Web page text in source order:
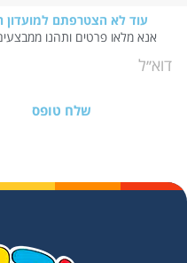
עוד לא הצטרפתם למועדון
אנא מלאו פרטים ותהנו
שלח טופס